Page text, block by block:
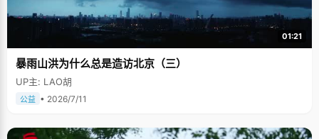
01:21
暴雨山洪为什么总是造访北京（三）
UP主: LAO胡
公益 • 2026/7/11